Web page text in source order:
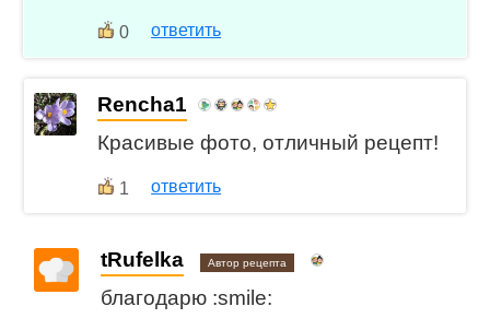
0 ответить
Rencha1
Красивые фото, отличный рецепт!
1 ответить
tRufelka Автор рецепта
благодарю :smile: